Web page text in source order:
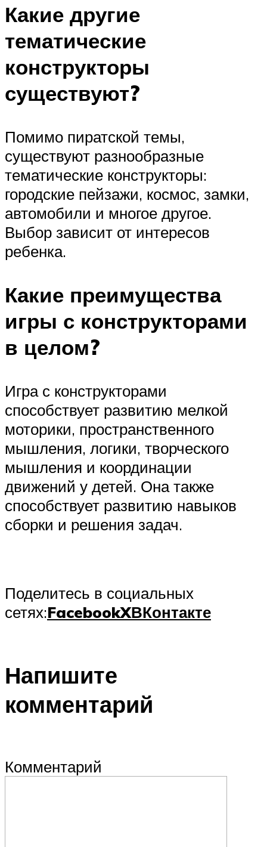
Какие другие
тематические
конструкторы
существуют?
Помимо пиратской темы,
существуют разнообразные
тематические конструкторы:
городские пейзажи, космос, замки,
автомобили и многое другое.
Выбор зависит от интересов
ребенка.
Какие преимущества
игры с конструкторами
в целом?
Игра с конструкторами
способствует развитию мелкой
моторики, пространственного
мышления, логики, творческого
мышления и координации
движений у детей. Она также
способствует развитию навыков
сборки и решения задач.
Поделитесь в социальных
сетях:FacebookXВКонтакте
Напишите
комментарий
Комментарий